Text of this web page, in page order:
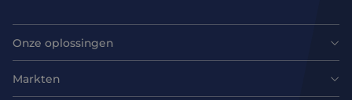
Onze oplossingen
Motoren
Markten